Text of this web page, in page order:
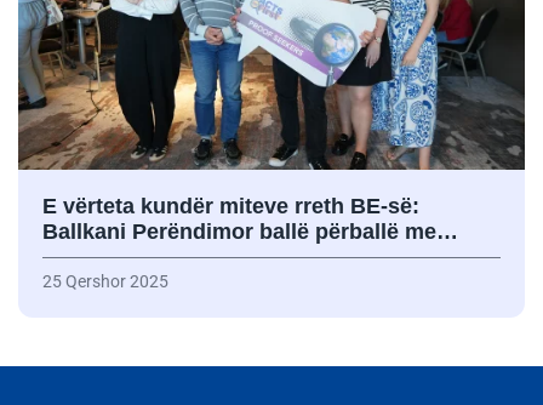
E vërteta kundër miteve rreth BE-së:
Ballkani Perëndimor ballë përballë me…
25 Qershor 2025